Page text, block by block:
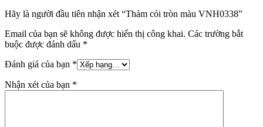
Hãy là người đầu tiên nhận xét “Thảm cói tròn màu VNH0338”
Email của bạn sẽ không được hiển thị công khai. Các trường bắt
buộc được đánh dấu *
Đánh giá của bạn *
Nhận xét của bạn *